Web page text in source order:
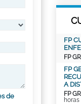
de
FP
FP
FP
A
FP
horas